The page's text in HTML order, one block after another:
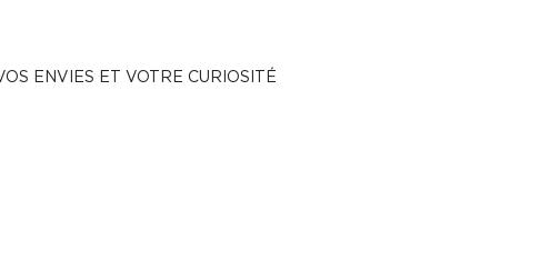
ENVIES ET VOTRE CURIOSITÉ